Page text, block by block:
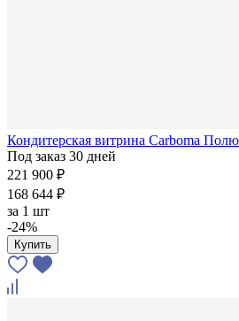
Кондитерская витрина Carboma
Под заказ 30 дней
221 900 ₽
168 644 ₽
за 1 шт
-24%
Купить